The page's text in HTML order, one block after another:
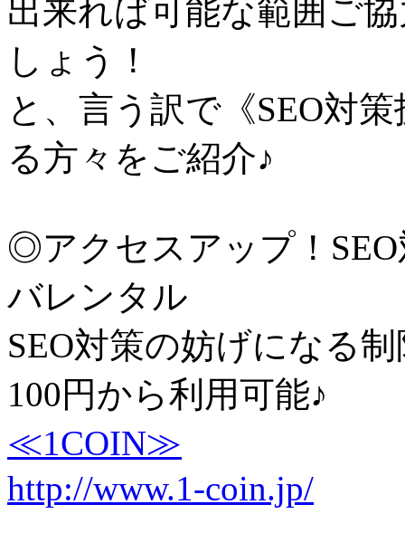
出来れば可能な範囲ご
しょう！
と、言う訳で《SEO対
る方々をご紹介♪
◎アクセスアップ！
バレンタル
SEO対策の妨げになる
100円から利用可能♪
≪1COIN≫
http://www.1-coin.jp/